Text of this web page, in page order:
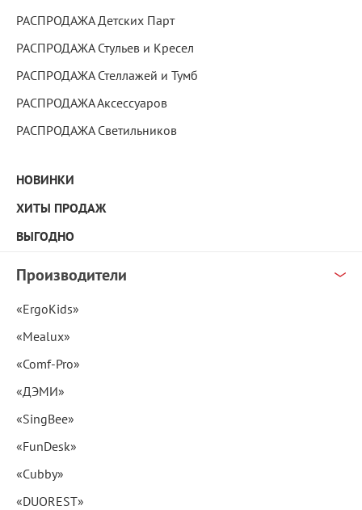
РАСПРОДАЖА Детских Парт
РАСПРОДАЖА Стульев и Кресел
РАСПРОДАЖА Стеллажей и Тумб
РАСПРОДАЖА Аксессуаров
РАСПРОДАЖА Светильников
НОВИНКИ
ХИТЫ ПРОДАЖ
ВЫГОДНО
Производители
«ErgoKids»
«Mealux»
«Comf-Pro»
«ДЭМИ»
«SingBee»
«FunDesk»
«Cubby»
«DUOREST»